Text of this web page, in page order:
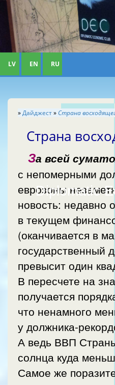
Diplomatic
LV EN RU
»Дайджест» Страна
Страна
За всей
с непомерными
еврозоны
новость: недавно
в текущем
(оканчивается в
государственный
превысит один
В пересчете на
получается
что ненамного
у должника-
А ведь ВВП
солнца куда
Самое же